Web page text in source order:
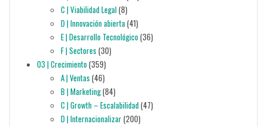
C | Viabilidad Legal(8)
D | Innovación abierta(41)
E | Desarrollo Tecnológico(36)
F | Sectores (30)
03 | Crecimiento(359)
A | Ventas (46)
B | Marketing(84)
C | Growth – Escalabilidad(47)
D | Internacionalizar(200)